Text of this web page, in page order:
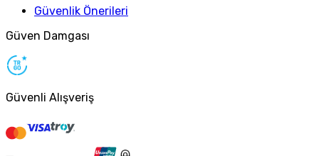
Güvenlik Önerileri
Güven Damgası
Güvenli Alışveriş